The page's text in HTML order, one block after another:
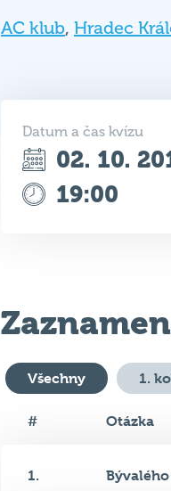
AC klub, Hradec
Datum a čas kvízu
02. 10.
19:00
Všechny 1.
# Otázka
1.